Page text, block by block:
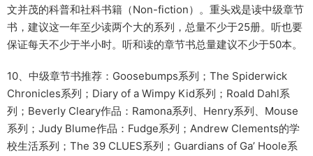
文并茂的科普和社科书籍（Non-fiction）。重头戏是读中级章节
书，建议这一年至少读两个大的系列，总量不少于25册。听也要
保证每天不少于半小时。听和读的章节书总量建议不少于50本。
10、中级章节书推荐：Goosebumps系列；The Spiderwick
Chronicles系列；Diary of a Wimpy Kid系列；Roald Dahl系
列；Beverly Cleary作品：Ramona系列、Henry系列、Mouse
系列；Judy Blume作品：Fudge系列；Andrew Clements的学
校生活系列；The 39 CLUES系列；Guardians of Ga’ Hoole系